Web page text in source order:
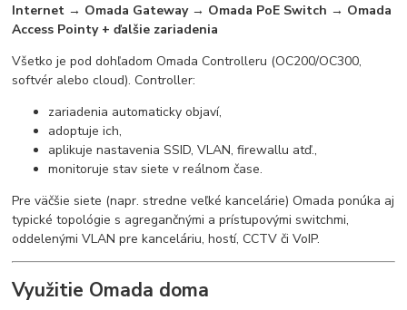
Internet → Omada Gateway → Omada PoE Switch → Omada
Access Pointy + ďalšie zariadenia
Všetko je pod dohľadom Omada Controlleru (OC200/OC300,
softvér alebo cloud). Controller:
zariadenia automaticky objaví,
adoptuje ich,
aplikuje nastavenia SSID, VLAN, firewallu atď.,
monitoruje stav siete v reálnom čase.
Pre väčšie siete (napr. stredne veľké kancelárie) Omada ponúka aj
typické topológie s agregančnými a prístupovými switchmi,
oddelenými VLAN pre kanceláriu, hostí, CCTV či VoIP.
Využitie Omada doma